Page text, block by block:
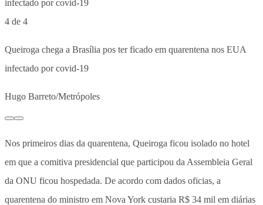
4 de 4
Queiroga chega a Brasília pos ter ficado em quarentena nos EUA
infectado por covid-19
Hugo Barreto/Metrópoles
Nos primeiros dias da quarentena, Queiroga ficou isolado no hotel
em que a comitiva presidencial que participou da Assembleia Geral
da ONU ficou hospedada. De acordo com dados oficias, a
quarentena do ministro em Nova York custaria R$ 34 mil em diárias